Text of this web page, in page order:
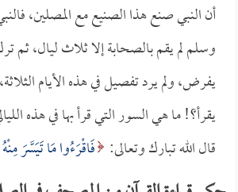
أن النبي صنع هذا الصنيع مع المصلين،
وسلم لم يقم بالصحابة إلا ثلاث ليال، ثم
يفرض، ولم يرد تفصيل في هذه الأيام
يقرأ؟! ما هي السور التي قرأ بها في هذه
قال الله تبارك وتعالى: فَاقْرَءُوا مَا تَيَسَّرَ مِنْهُ